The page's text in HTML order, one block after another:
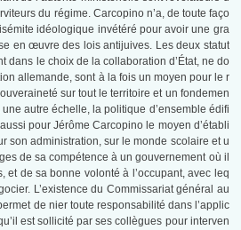
du régime. Carcopino n’a, de toute faço
idéologique invétéré pour avoir une gra
en œuvre des lois antijuives. Les deux statut
dans le choix de la collaboration d’État, ne do
allemande, sont à la fois un moyen pour le r
sur tout le territoire et un fondemen
autre échelle, la politique d’ensemble édifi
pour Jérôme Carcopino le moyen d’établi
son administration, sur le monde scolaire et u
de sa compétence à un gouvernement où il
et de sa bonne volonté à l’occupant, avec leq
L’existence du Commissariat général au
de nier toute responsabilité dans l’applic
est sollicité par ses collègues pour interven